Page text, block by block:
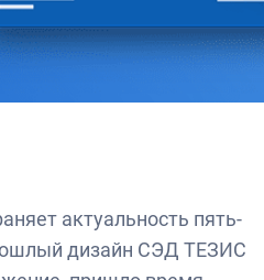
актуальность пять-
дизайн СЭД ТЕЗИС